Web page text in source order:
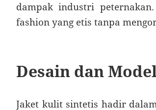
dampak industri
fashion yang etis tanpa
Desain dan
Jaket kulit sintetis hadir